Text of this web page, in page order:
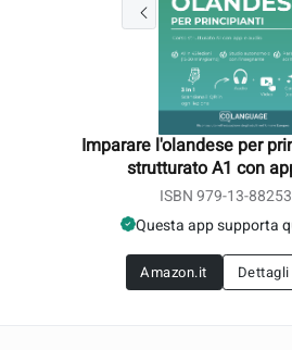
Imparare l'olandese per
strutturato A1 con
ISBN 979-13-
Questa app supporta
Amazon.it